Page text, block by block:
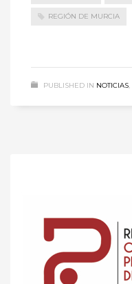
REGIÓN DE MURCIA
PUBLISHED IN NOTICIAS,